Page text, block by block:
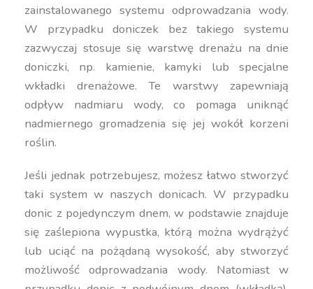
zainstalowanego systemu odprowadzania wody.
W przypadku doniczek bez takiego systemu
zazwyczaj stosuje się warstwę drenażu na dnie
doniczki, np. kamienie, kamyki lub specjalne
wkładki drenażowe. Te warstwy zapewniają
odpływ nadmiaru wody, co pomaga uniknąć
nadmiernego gromadzenia się jej wokół korzeni
roślin.
Jeśli jednak potrzebujesz, możesz łatwo stworzyć
taki system w naszych donicach. W przypadku
donic z pojedynczym dnem, w podstawie znajduje
się zaślepiona wypustka, którą można wydrążyć
lub uciąć na pożądaną wysokość, aby stworzyć
możliwość odprowadzania wody. Natomiast w